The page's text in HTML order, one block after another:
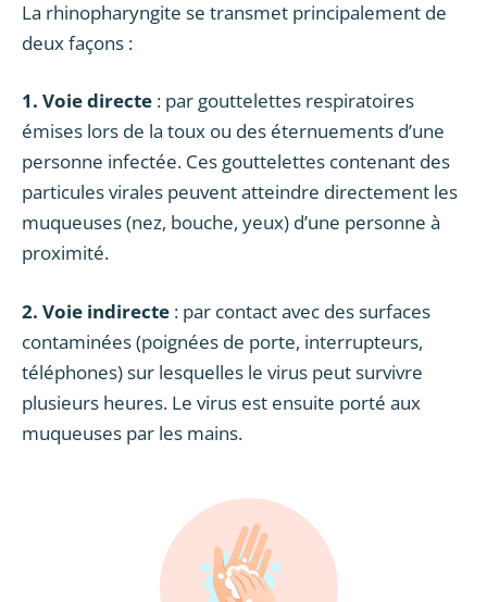
La rhinopharyngite se transmet principalement de
deux façons :
1. Voie directe : par gouttelettes respiratoires
émises lors de la toux ou des éternuements d’une
personne infectée. Ces gouttelettes contenant des
particules virales peuvent atteindre directement les
muqueuses (nez, bouche, yeux) d’une personne à
proximité.
2. Voie indirecte : par contact avec des surfaces
contaminées (poignées de porte, interrupteurs,
téléphones) sur lesquelles le virus peut survivre
plusieurs heures. Le virus est ensuite porté aux
muqueuses par les mains.